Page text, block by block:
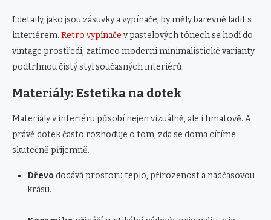
I detaily, jako jsou zásuvky a vypínače, by měly barevně ladit s
interiérem. Retro vypínače v pastelových tónech se hodí do
vintage prostředí, zatímco moderní minimalistické varianty
podtrhnou čistý styl současných interiérů.
Materiály: Estetika na dotek
Materiály v interiéru působí nejen vizuálně, ale i hmatově. A
právě dotek často rozhoduje o tom, zda se doma cítíme
skutečně příjemně.
Dřevo dodává prostoru teplo, přirozenost a nadčasovou
krásu.